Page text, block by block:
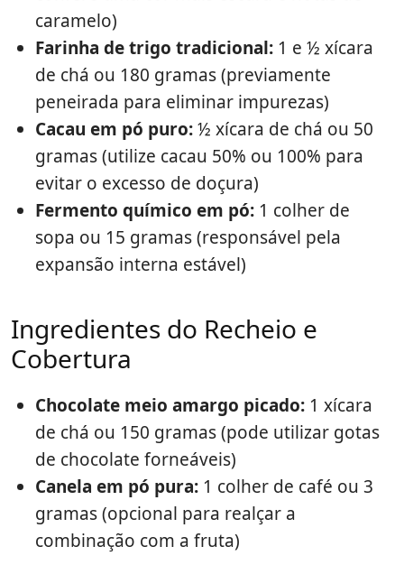
caramelo)
Farinha de trigo tradicional: 1 e ½ xícara
de chá ou 180 gramas (previamente
peneirada para eliminar impurezas)
Cacau em pó puro:½ xícara de chá ou 50
gramas (utilize cacau 50% ou 100% para
evitar o excesso de doçura)
Fermento químico em pó: 1 colher de
sopa ou 15 gramas (responsável pela
expansão interna estável)
Ingredientes do Recheio e
Cobertura
Chocolate meio amargo picado: 1 xícara
de chá ou 150 gramas (pode utilizar gotas
de chocolate forneáveis)
Canela em pó pura: 1 colher de café ou 3
gramas (opcional para realçar a
combinação com a fruta)